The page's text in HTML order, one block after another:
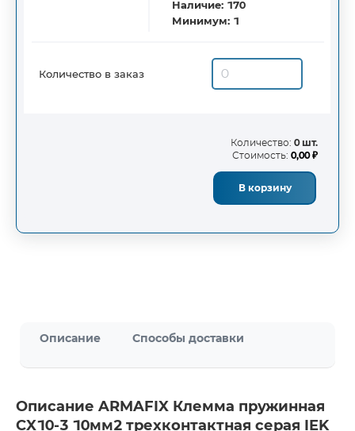
Наличие: 170
Минимум: 1
Количество в заказ
Количество: 0 шт.
Стоимость: 0,00 ₽
В корзину
Описание Способы доставки
Описание ARMAFIX Клемма пружинная
CX10-3 10мм2 трехконтактная серая IEK